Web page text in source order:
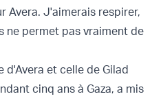
Avera. J'aimerais respirer,
ne permet pas vraiment de
et celle de Gilad
cinq ans à Gaza, a mis